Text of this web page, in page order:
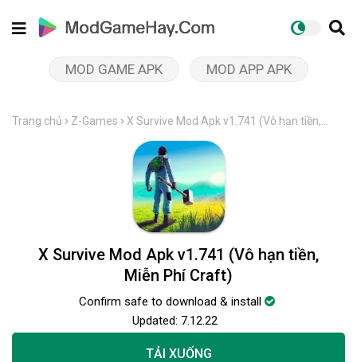
MOD GAME APK MOD APP APK
Trang chủ Z-Games
X Survive Mod Apk v1.741 (Vô hạn tiền,
X Survive Mod Apk v1.741 (Vô hạn tiền,
Miễn Phí Craft)
Confirm safe to download & install
Updated: 7.12.22
TẢI XUỐNG